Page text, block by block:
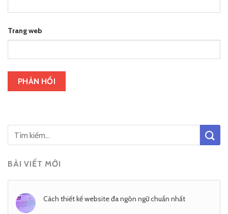
BÀI VIẾT MỚI
Cách thiết kế website đa ngôn ngữ chuẩn nhất
Trang web